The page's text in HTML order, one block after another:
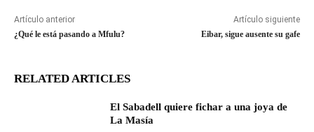
Artículo anterior
¿Qué le está pasando a Mfulu?
Artículo siguiente
Eibar, sigue ausente su gafe
RELATED ARTICLES
El Sabadell quiere fichar a una joya de
La Masía